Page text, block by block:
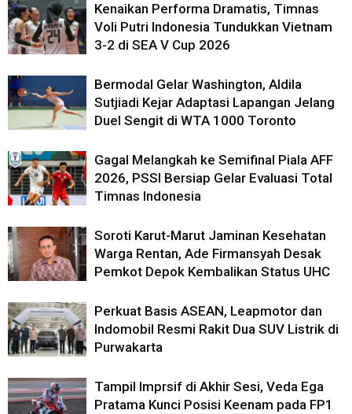
Kenaikan Performa Dramatis, Timnas
Voli Putri Indonesia Tundukkan Vietnam
3-2 di SEA V Cup 2026
Bermodal Gelar Washington, Aldila
Sutjiadi Kejar Adaptasi Lapangan Jelang
Duel Sengit di WTA 1000 Toronto
Gagal Melangkah ke Semifinal Piala AFF
2026, PSSI Bersiap Gelar Evaluasi Total
Timnas Indonesia
Soroti Karut-Marut Jaminan Kesehatan
Warga Rentan, Ade Firmansyah Desak
Pemkot Depok Kembalikan Status UHC
Perkuat Basis ASEAN, Leapmotor dan
Indomobil Resmi Rakit Dua SUV Listrik di
Purwakarta
Tampil Imprsif di Akhir Sesi, Veda Ega
Pratama Kunci Posisi Keenam pada FP1